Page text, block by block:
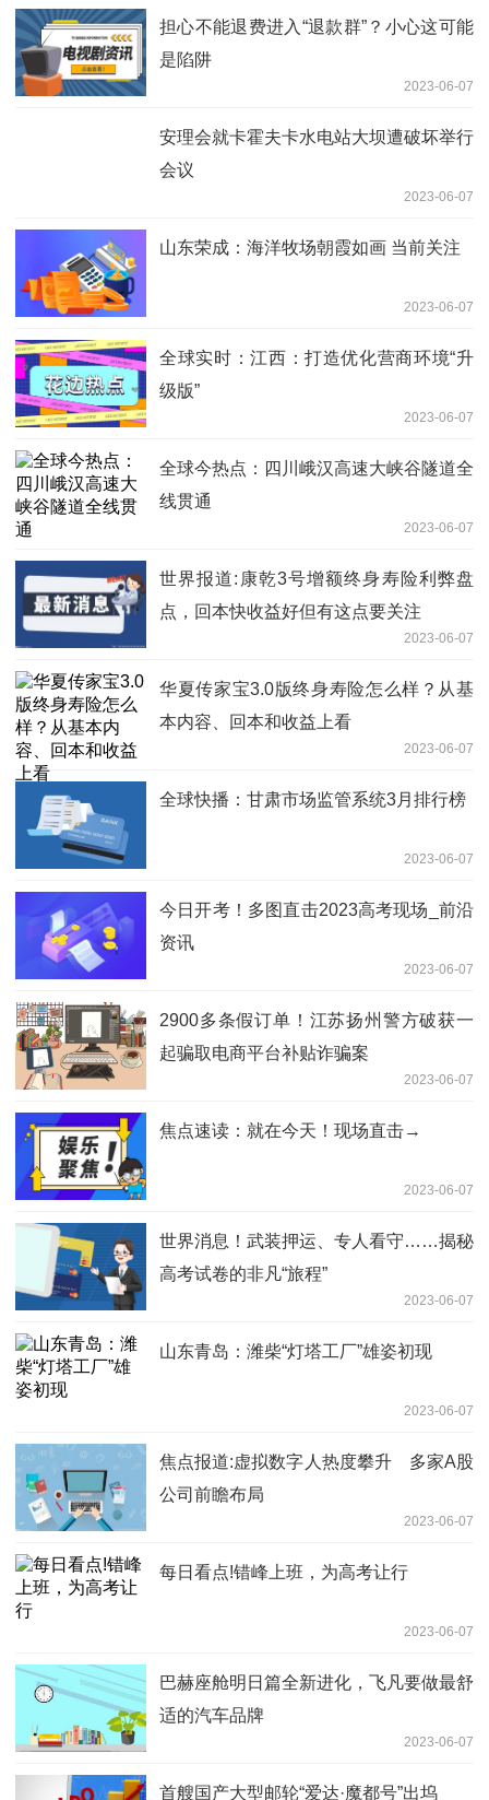
担心不能退费进入“退款群”？小心这可能
是陷阱
2023-06-07
安理会就卡霍夫卡水电站大坝遭破坏举行
会议
2023-06-07
山东荣成：海洋牧场朝霞如画 当前关注
2023-06-07
全球实时：江西：打造优化营商环境“升
级版”
2023-06-07
全球今热点：四川峨汉高速大峡谷隧道全
线贯通
2023-06-07
世界报道:康乾3号增额终身寿险利弊盘
点，回本快收益好但有这点要关注
2023-06-07
华夏传家宝3.0版终身寿险怎么样？从基
本内容、回本和收益上看
2023-06-07
全球快播：甘肃市场监管系统3月排行榜
2023-06-07
今日开考！多图直击2023高考现场_前沿
资讯
2023-06-07
2900多条假订单！江苏扬州警方破获一
起骗取电商平台补贴诈骗案
2023-06-07
焦点速读：就在今天！现场直击→
2023-06-07
世界消息！武装押运、专人看守……揭秘
高考试卷的非凡“旅程”
2023-06-07
山东青岛：潍柴“灯塔工厂”雄姿初现
2023-06-07
焦点报道:虚拟数字人热度攀升 多家A股
公司前瞻布局
2023-06-07
每日看点!错峰上班，为高考让行
2023-06-07
巴赫座舱明日篇全新进化，飞凡要做最舒
适的汽车品牌
2023-06-07
首艘国产大型邮轮“爱达·魔都号”出坞